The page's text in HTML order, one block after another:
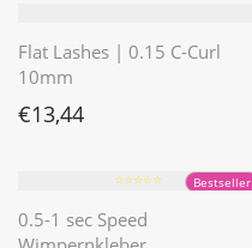
Flat Lashes | 0.15 C-Curl
10mm
€13,44
Bestseller
⭐️⭐️⭐️⭐️⭐️
0.5-1 sec Speed